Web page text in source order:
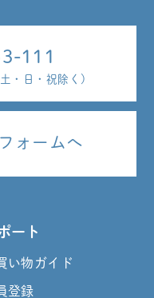
111
・日・祝除く)
ォームへ
ート
い物ガイド
登録